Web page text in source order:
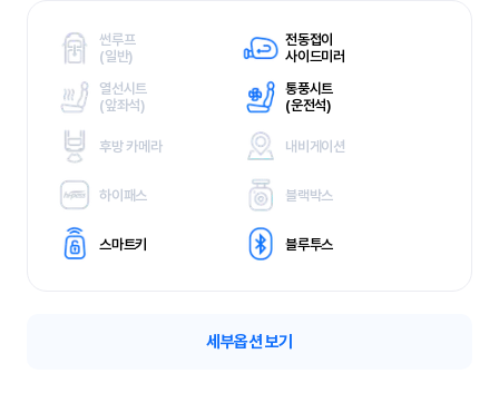
썬루프
(일반)
전동접이
사이드미러
열선시트
(앞좌석)
통풍시트
(운전석)
후방 카메라 내비게이션
하이패스 블랙박스
스마트키 블루투스
세부옵션 보기